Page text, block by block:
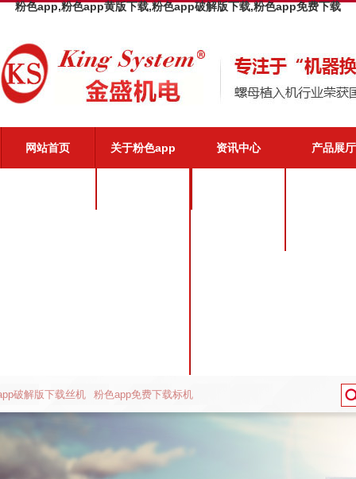
粉色app,粉色app黄版下载,粉色app破解版下载,粉色app免费下载
网站首页 关于粉色app 资讯中心 产品展厅
破解版下载丝机 粉色app免费下载标机